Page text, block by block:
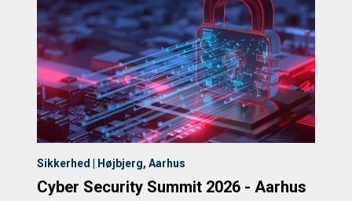
Sikkerhed | Højbjerg, Aarhus
Cyber Security Summit 2026 - Aarhus